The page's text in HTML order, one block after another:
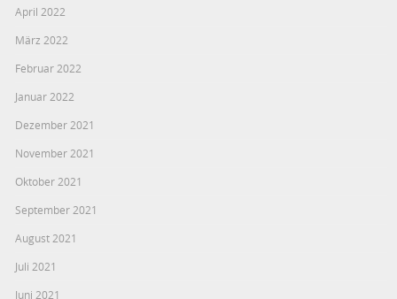
April 2022
März 2022
Februar 2022
Januar 2022
Dezember 2021
November 2021
Oktober 2021
September 2021
August 2021
Juli 2021
Juni 2021